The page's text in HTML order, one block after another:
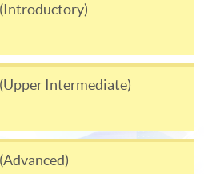
況（例如課程因報名人數不足
繳費用概不退還。如獲學院批
上付款）方式繳交之款項，將
繳交之款項，退款將直接退還
用卡戶口。
Intermediate)